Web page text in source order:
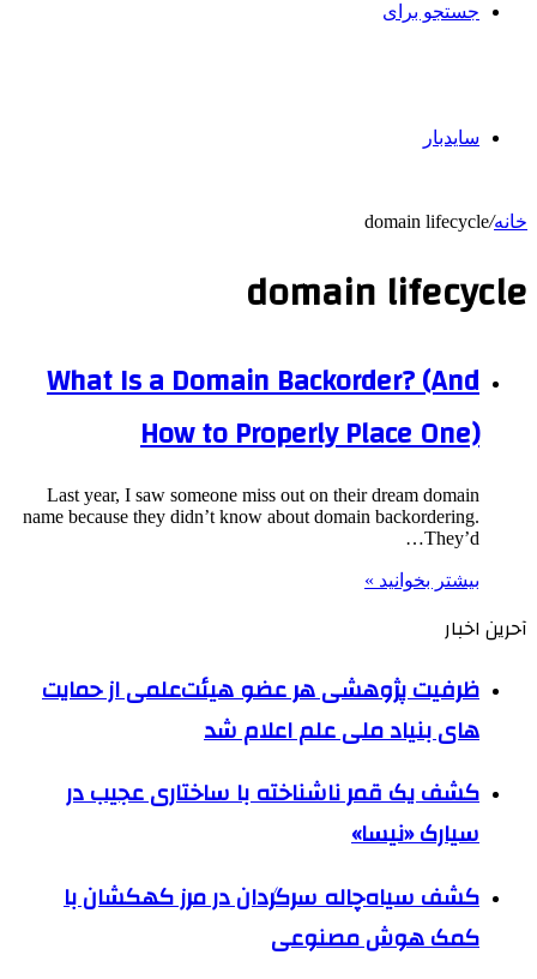
جستجو برای
سایدبار
خانه/
domain lifecycle
domain lifecycle
What Is a Domain Backorder? (And
How to Properly Place One)
Last year, I saw someone miss out on their dream domain
name because they didn’t know about domain backordering.
They’d…
بیشتر بخوانید »
آحرین اخبار
ظرفیت پژوهشی هر عضو هیئت‌علمی از حمایت
های بنیاد ملی علم اعلام شد
کشف یک قمر ناشناخته با ساختاری عجیب در
سیارک «نیسا»
کشف سیاه‌چاله سرگردان در مرز کهکشان با
کمک هوش مصنوعی